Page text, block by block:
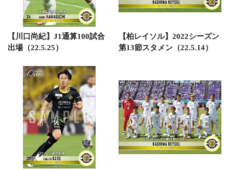
【川口尚紀】J1通算100試合
出場（22.5.25）
【柏レイソル】2022シーズン
第13節スタメン（22.5.14）